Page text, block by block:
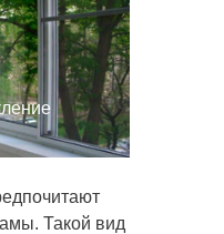
Такой вид